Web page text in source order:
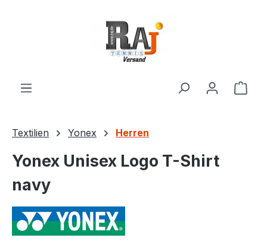
Textilien Yonex Herren
Yonex Unisex Logo T-Shirt
navy